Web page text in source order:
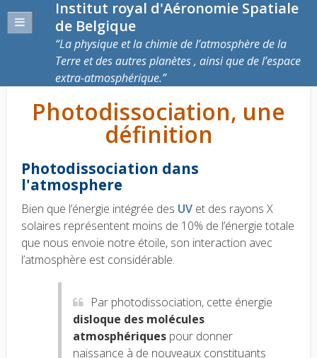
Institut royal d'Aéronomie Spatiale
de Belgique
La physique et la chimie de l’atmosphère de la
Terre et des autres planètes , ainsi que de l’espace
extra-atmosphérique.
Photodissociation, une
définition
Photodissociation dans
l'atmosphere
Bien que l’énergie intégrée des UV et des rayons X
solaires représentent moins de 10% de l’énergie totale
que nous envoie notre étoile, son interaction avec
l’atmosphère est considérable.
Par photodissociation, cette énergie
disloque des molécules
atmosphériques pour donner
naissance à de nouveaux constituants